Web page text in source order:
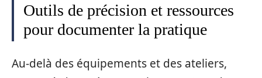
Outils de précision et ressources
pour documenter la pratique
Au-delà des équipements et des ateliers,